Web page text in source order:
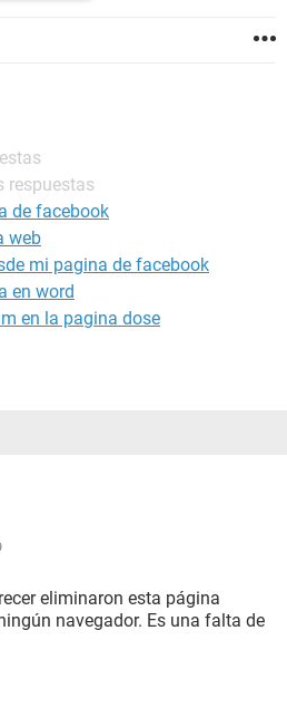
respuestas
de facebook
web
mi pagina de facebook
en word
en la pagina dose
eliminaron esta página
navegador. Es una falta de